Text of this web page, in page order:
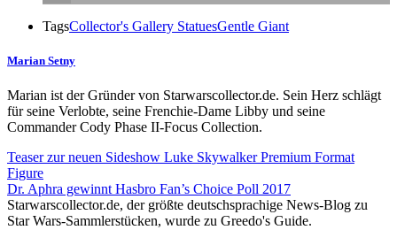
TagsCollector's Gallery StatuesGentle Giant
Marian Setny
Marian ist der Gründer von Starwarscollector.de. Sein Herz schlägt
für seine Verlobte, seine Frenchie-Dame Libby und seine
Commander Cody Phase II-Focus Collection.
Teaser zur neuen Sideshow Luke Skywalker Premium Format
Figure
Dr. Aphra gewinnt Hasbro Fan’s Choice Poll 2017
Starwarscollector.de, der größte deutschsprachige News-Blog zu
Star Wars-Sammlerstücken, wurde zu Greedo's Guide.